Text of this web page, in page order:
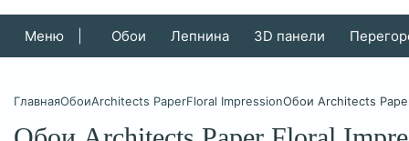
Меню Обои Лепнина 3D панели
ГлавнаяОбоиArchitects PaperFloral ImpressionОбои Architects